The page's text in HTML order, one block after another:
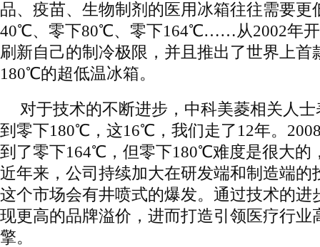
品、疫苗、生物制剂的医用冰箱往往需要更
40℃、零下80℃、零下164℃……从2002年开
刷新自己的制冷极限，并且推出了世界上首
180℃的超低温冰箱。
对于技术的不断进步，中科美菱相关人
到零下180℃，这16℃，我们走了12年。
到了零下164℃，但零下180℃难度是很大的
近年来，公司持续加大在研发端和制造端的
这个市场会有井喷式的爆发。通过技术的进
现更高的品牌溢价，进而打造引领医疗行业
擎。